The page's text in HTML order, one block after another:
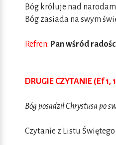
Bóg króluje nad
Bóg zasiada na swym
Refren: Pan wśród
DRUGIE CZYTANIE (Ef 1,
Bóg posadził Chrystusa po
Czytanie z Listu